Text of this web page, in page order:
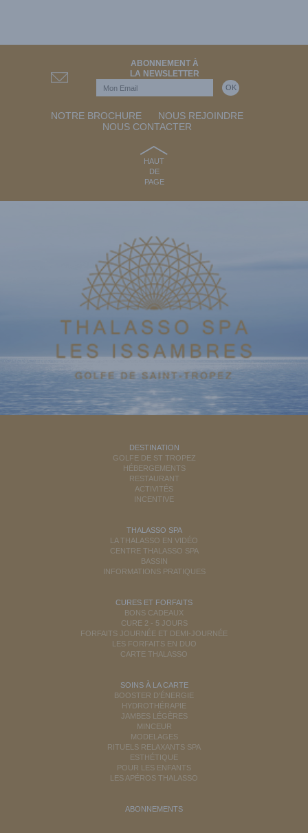
ABONNEMENT À
LA NEWSLETTER
NOTRE BROCHURE
NOUS REJOINDRE
NOUS CONTACTER
HAUT
DE
PAGE
DESTINATION
GOLFE DE ST TROPEZ
HÉBERGEMENTS
RESTAURANT
ACTIVITÉS
INCENTIVE
THALASSO SPA
LA THALASSO EN VIDÉO
CENTRE THALASSO SPA
BASSIN
INFORMATIONS PRATIQUES
CURES ET FORFAITS
BONS CADEAUX
CURE 2 - 5 JOURS
FORFAITS JOURNÉE ET DEMI-JOURNÉE
LES FORFAITS EN DUO
CARTE THALASSO
SOINS À LA CARTE
BOOSTER D'ÉNERGIE
HYDROTHÉRAPIE
JAMBES LÉGÈRES
MINCEUR
MODELAGES
RITUELS RELAXANTS SPA
ESTHÉTIQUE
POUR LES ENFANTS
LES APÉROS THALASSO
ABONNEMENTS